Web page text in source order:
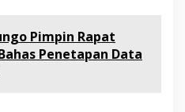
Pimpin Rapat
Penetapan Data